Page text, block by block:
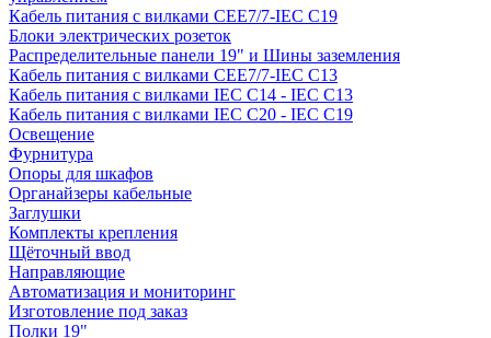
Кабель питания с вилками CEE7/7-IEC C19
Блоки электрических розеток
Распределительные панели 19" и Шины заземления
Кабель питания с вилками CEE7/7-IEC C13
Кабель питания с вилками IEC C14 - IEC C13
Кабель питания с вилками IEC C20 - IEC C19
Освещение
Фурнитура
Опоры для шкафов
Органайзеры кабельные
Заглушки
Комплекты крепления
Щёточный ввод
Направляющие
Автоматизация и мониторинг
Изготовление под заказ
Полки 19"